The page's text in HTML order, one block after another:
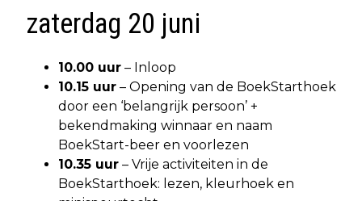
zaterdag 20 juni
10.00 uur – Inloop
10.15 uur – Opening van de BoekStart­hoek
door een ‘belangrijk persoon’ +
bekendmaking winnaar en naam
BoekStart-beer en voorlezen
10.35 uur – Vrije activiteiten in de
BoekStart­hoek: lezen, kleurhoek en